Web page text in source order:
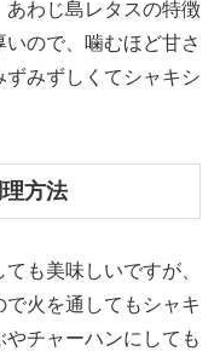
あわじ島レタスの特徴
ので、噛むほど甘さ
みずしくてシャキシ
方法
も美味しいですが、
火を通してもシャキ
チャーハンにしても